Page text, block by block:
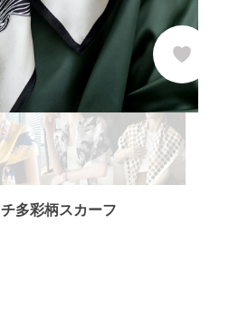
多彩柄スカーフ